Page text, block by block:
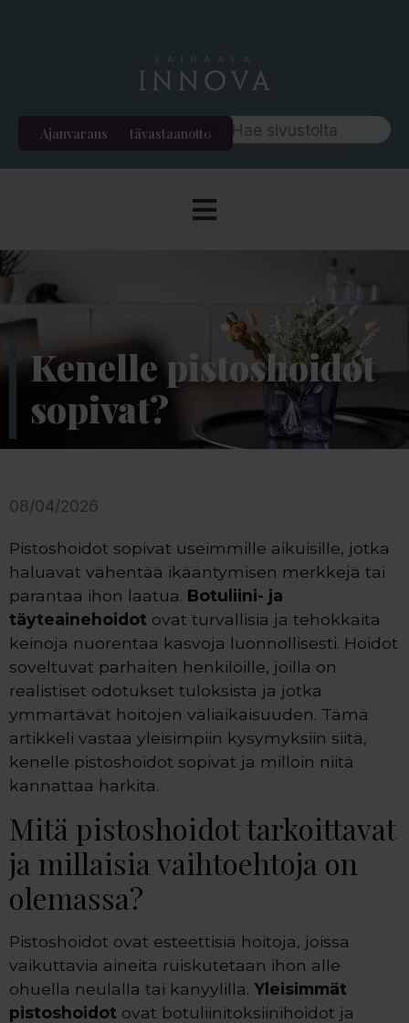
Etävastaanotto
Ajanvaraus
Kenelle pistoshoidot
sopivat?
08/04/2026
Pistoshoidot sopivat useimmille aikuisille, jotka
haluavat vähentää ikääntymisen merkkejä tai
parantaa ihon laatua. Botuliini- ja
täyteainehoidot ovat turvallisia ja tehokkaita
keinoja nuorentaa kasvoja luonnollisesti. Hoidot
soveltuvat parhaiten henkilöille, joilla on
realistiset odotukset tuloksista ja jotka
ymmärtävät hoitojen väliaikaisuuden. Tämä
artikkeli vastaa yleisimpiin kysymyksiin siitä,
kenelle pistoshoidot sopivat ja milloin niitä
kannattaa harkita.
Mitä pistoshoidot tarkoittavat
ja millaisia vaihtoehtoja on
olemassa?
Pistoshoidot ovat esteettisiä hoitoja, joissa
vaikuttavia aineita ruiskutetaan ihon alle
ohuella neulalla tai kanyylilla. Yleisimmät
pistoshoidot ovat botuliinitoksiinihoidot ja